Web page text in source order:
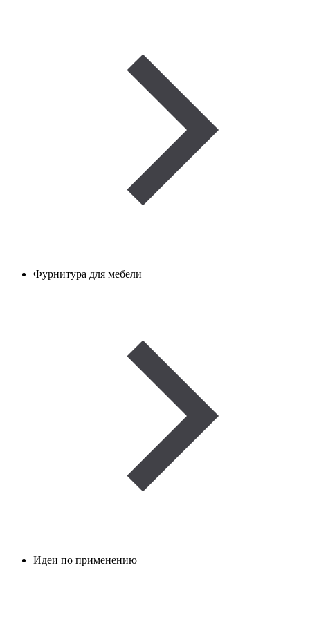
Фурнитура для мебели
Идеи по применению